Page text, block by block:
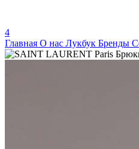
4
Главная О нас Лукбук Бренды